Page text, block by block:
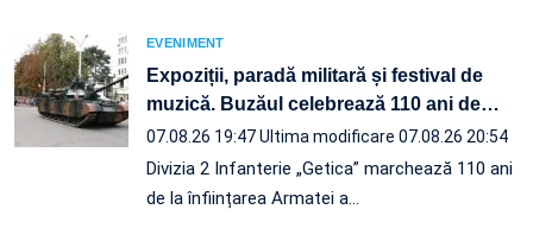
EVENIMENT
Expoziții, paradă militară și festival de
muzică. Buzăul celebrează 110 ani de…
07.08.26 19:47Ultima modificare 07.08.26 20:54
Divizia 2 Infanterie „Getica” marchează 110 ani
de la înființarea Armatei a…